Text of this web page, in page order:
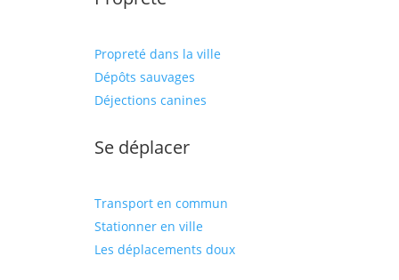
Propreté dans la ville
Dépôts sauvages
Déjections canines
Se déplacer
Transport en commun
Stationner en ville
Les déplacements doux